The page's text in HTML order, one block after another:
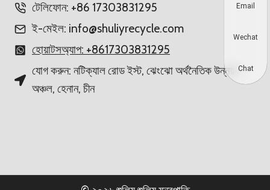
টেলিফোন: +86 17303831295
ই-মেইল: info@shuliyrecycle.com
হোয়াটসঅ্যাপ: +8617303831295
যোগ করুন: নটিক্যাল রোড ইস্ট, ঝেংঝো অর্থনৈতিক উন্নয়ন
অঞ্চল, হেনান, চীন
Email
Wechat
Chat